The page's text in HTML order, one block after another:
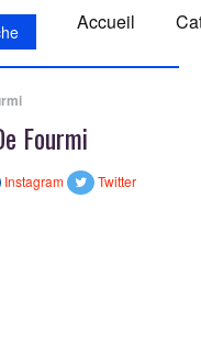
Accueil
Fourmi
Instagram Twitter